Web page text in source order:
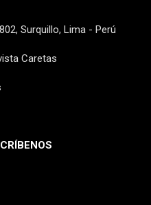
Surquillo, Lima - Perú
Caretas